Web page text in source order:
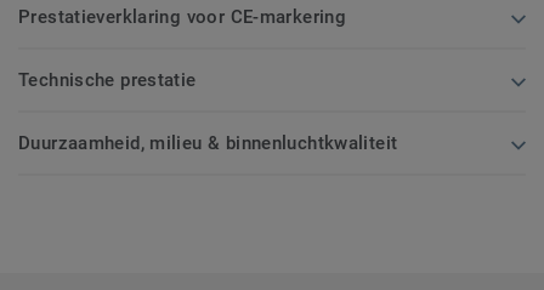
Prestatieverklaring voor CE-markering
Technische prestatie
Duurzaamheid, milieu & binnenluchtkwaliteit